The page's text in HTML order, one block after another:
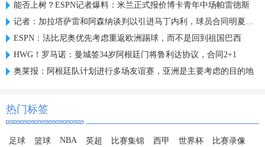
能否上树？ESPN记者爆料：米兰正式报价博卡青年中场帕雷德斯
记者：加拉塔萨雷和阿森纳谈判以引进马丁内利，球员合同明夏到期
ESPN：法比尼奥优先考虑重返欧洲踢球，而不是回到祖国巴西
HWG！罗马诺：曼城签34岁阿根廷门将鲁利达协议，合同2+1
奥莱报：阿根廷队计划进行多场友谊赛，亚洲是主要考虑的目的地
热门标签
足球 篮球 NBA 英超 比赛集锦 西甲 世界杯 比赛录像